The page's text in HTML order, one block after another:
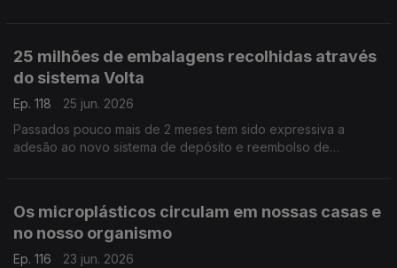
25 milhões de embalagens recolhidas através
do sistema Volta
Ep. 118
25 jun. 2026
Passados pouco mais de 2 meses tem sido expressiva a
adesão ao novo sistema de depósito e reembolso de
Os microplásticos circulam em nossas casas e
no nosso organismo
Ep. 116
23 jun. 2026